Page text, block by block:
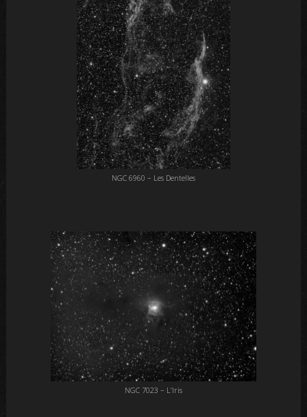
NGC 6960 – Les Dentelles
NGC 7023 – L’Iris